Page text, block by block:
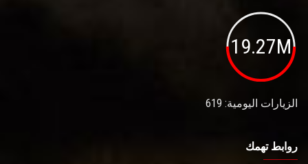
19.27M
الزيارات اليومية: 619
روابط تهمك